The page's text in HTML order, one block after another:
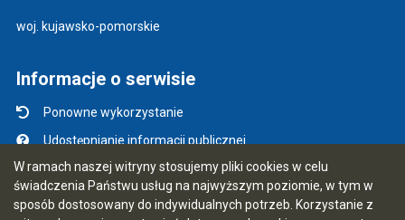
W ramach naszej witryny stosujemy pliki cookies w celu
świadczenia Państwu usług na najwyższym poziomie, w tym w
sposób dostosowany do indywidualnych potrzeb. Korzystanie z
woj. kujawsko-pomorskie
Informacje o serwisie
Ponowne wykorzystanie
Udostępnianie informacji publicznej
Mapa serwisu
Instrukcja obsługi